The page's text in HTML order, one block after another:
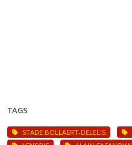
TAGS
STADE BOLLAERT-DELELIS